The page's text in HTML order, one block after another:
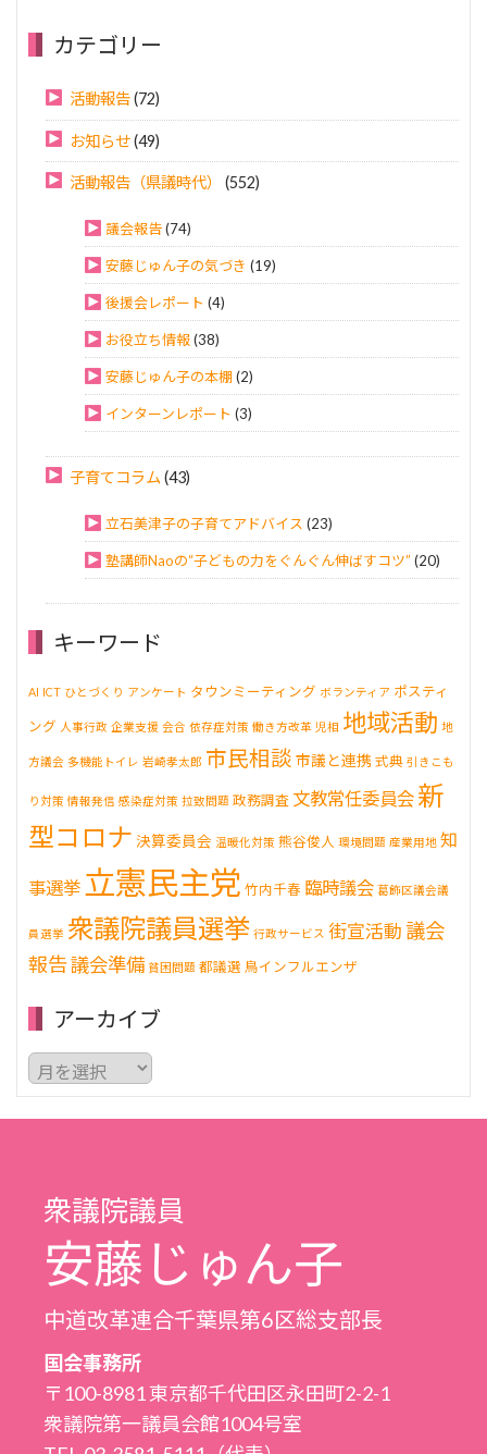
カテゴリー
活動報告(72)
お知らせ(49)
活動報告（県議時代） (552)
議会報告(74)
安藤じゅん子の気づき (19)
後援会レポート (4)
お役立ち情報(38)
安藤じゅん子の本棚(2)
インターンレポート (3)
子育てコラム (43)
立石美津子の子育てアドバイス (23)
塾講師Naoの“子どもの力をぐんぐん伸ばすコツ” (20)
キーワード
AI ICT ひとづくり アンケート タウンミーティング ボランティア ポスティ
ング 人事行政 企業支援 会合 依存症対策 働き方改革 児相 地域活動 地
方議会 多機能トイレ 岩崎孝太郎 市民相談 市議と連携 式典 引きこも
り対策 情報発信 感染症対策 拉致問題 政務調査 文教常任委員会 新
型コロナ 決算委員会 温暖化対策 熊谷俊人 環境問題 産業用地 知
事選挙 立憲民主党 竹内千春 臨時議会 葛飾区議会議
員選挙 衆議院議員選挙 行政サービス 街宣活動 議会
報告議会準備 貧困問題 都議選 鳥インフルエンザ
アーカイブ
ア
ー
カ
イ
衆議院議員
安藤じゅん子
中道改革連合千葉県第6区総支部長
国会事務所
〒100-8981 東京都千代田区永田町2-2-1
衆議院第一議員会館1004号室